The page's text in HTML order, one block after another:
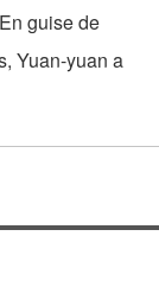
guise de
Yuan-yuan a